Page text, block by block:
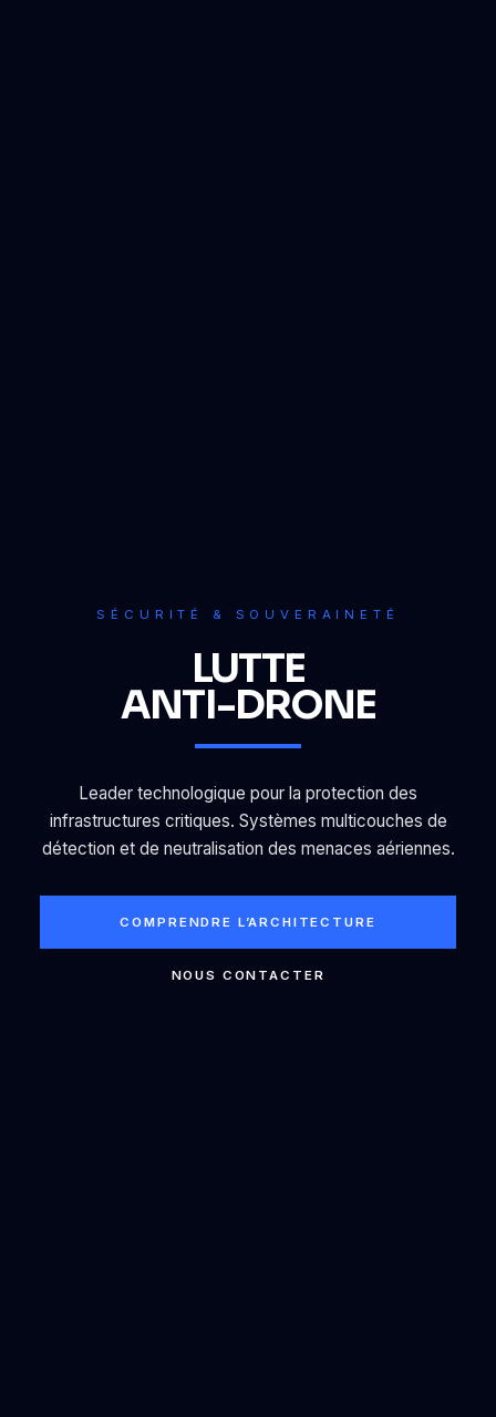
SÉCURITÉ & SOUVERAINETÉ
LUTTE
ANTI-DRONE
Leader technologique pour la protection des
infrastructures critiques. Systèmes multicouches de
détection et de neutralisation des menaces aériennes.
COMPRENDRE L’ARCHITECTURE
NOUS CONTACTER